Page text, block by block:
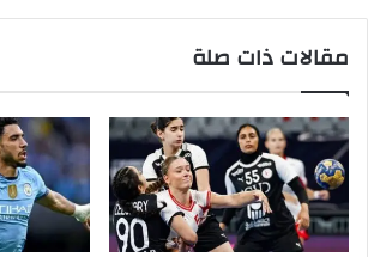
مقالات ذات صلة